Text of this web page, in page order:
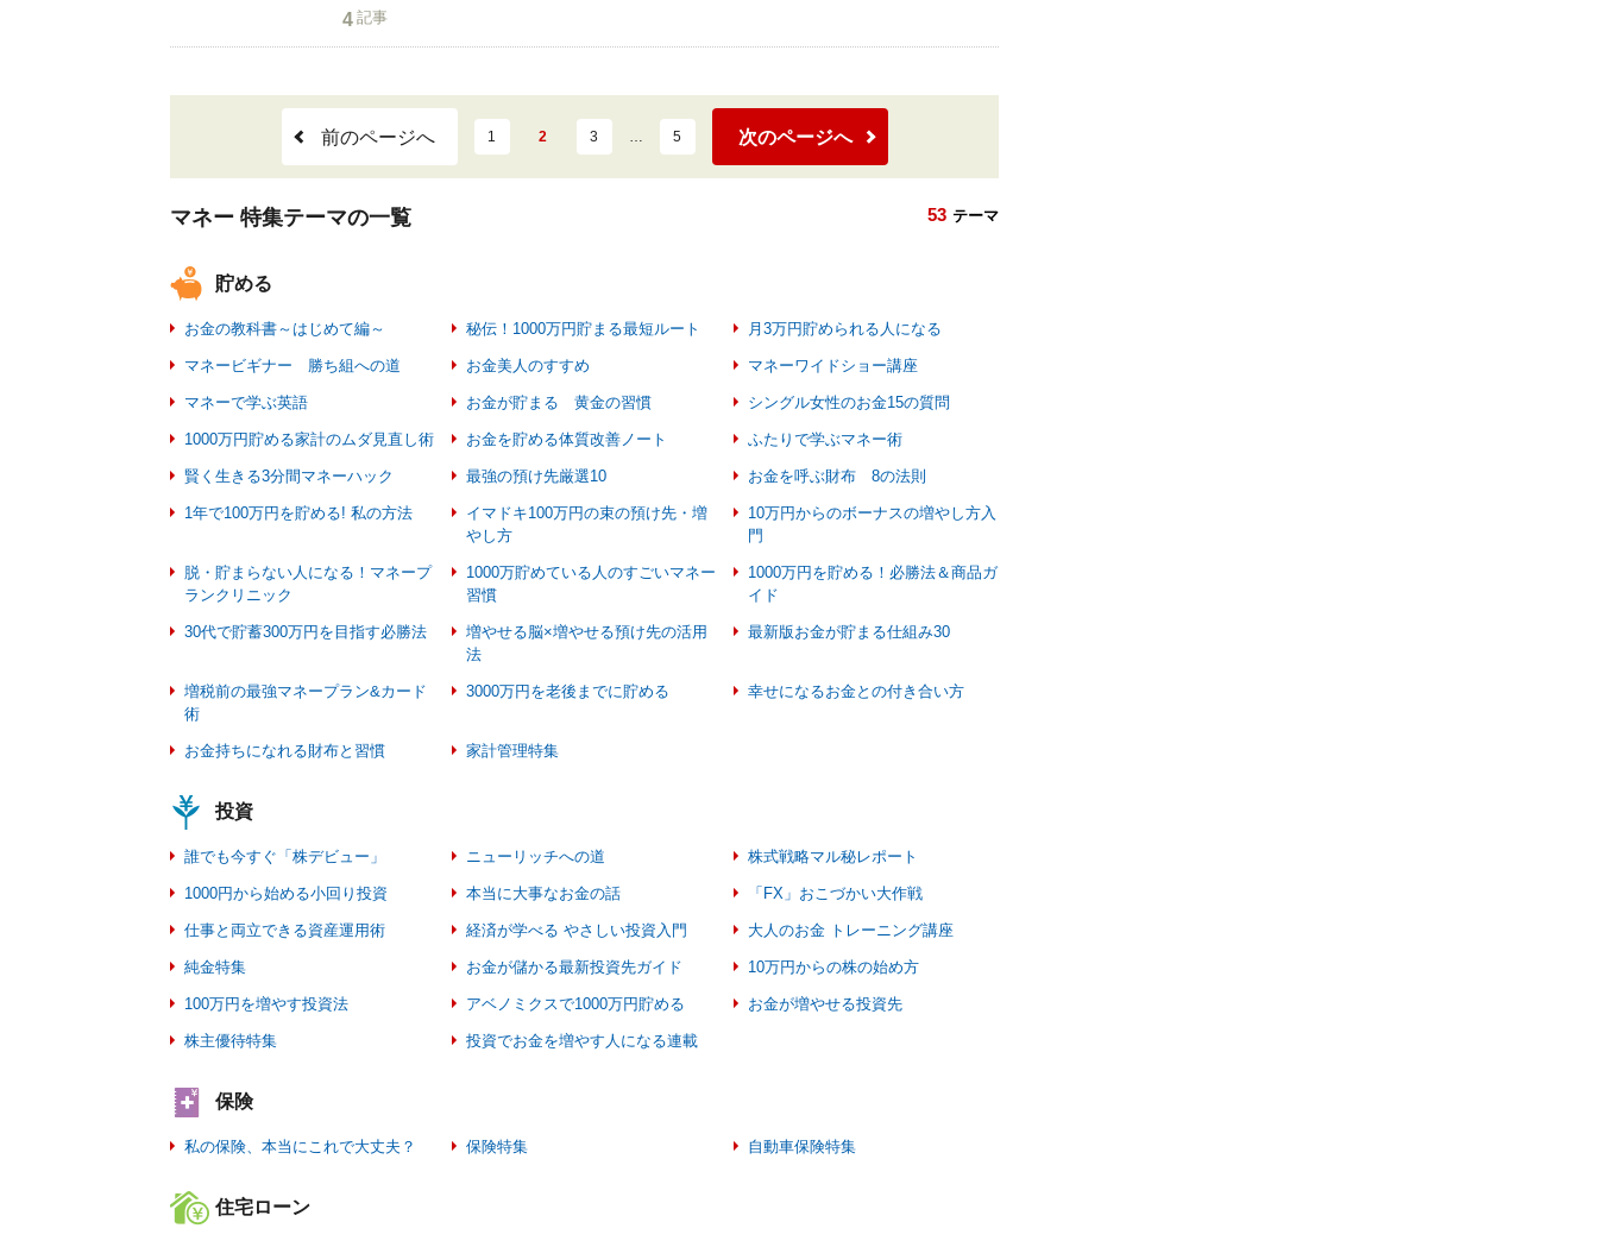
4 記事
前のページへ 1 2 3 … 5 次のページへ
マネー 特集テーマの一覧 53 テーマ
貯める
お金の教科書～はじめて編～ 秘伝！1000万円貯まる最短ルート 月3万円貯められる人になる
マネービギナー 勝ち組への道 お金美人のすすめ マネーワイドショー講座
マネーで学ぶ英語 お金が貯まる 黄金の習慣 シングル女性のお金15の質問
1000万円貯める家計のムダ見直し術 お金を貯める体質改善ノート ふたりで学ぶマネー術
賢く生きる3分間マネーハック 最強の預け先厳選10 お金を呼ぶ財布 8の法則
1年で100万円を貯める! 私の方法
イマドキ100万円の束の預け先・増
やし方
10万円からのボーナスの増やし方入
門
脱・貯まらない人になる！マネープ
ランクリニック
1000万貯めている人のすごいマネー
習慣
1000万円を貯める！必勝法＆商品ガ
イド
30代で貯蓄300万円を目指す必勝法
増やせる脳×増やせる預け先の活用
法
最新版お金が貯まる仕組み30
増税前の最強マネープラン&カード
術
3000万円を老後までに貯める 幸せになるお金との付き合い方
お金持ちになれる財布と習慣 家計管理特集
投資
誰でも今すぐ「株デビュー」 ニューリッチへの道 株式戦略マル秘レポート
1000円から始める小回り投資 本当に大事なお金の話 「FX」おこづかい大作戦
仕事と両立できる資産運用術 経済が学べる やさしい投資入門 大人のお金 トレーニング講座
純金特集 お金が儲かる最新投資先ガイド 10万円からの株の始め方
100万円を増やす投資法 アベノミクスで1000万円貯める お金が増やせる投資先
株主優待特集 投資でお金を増やす人になる連載
保険
私の保険、本当にこれで大丈夫？ 保険特集 自動車保険特集
住宅ローン